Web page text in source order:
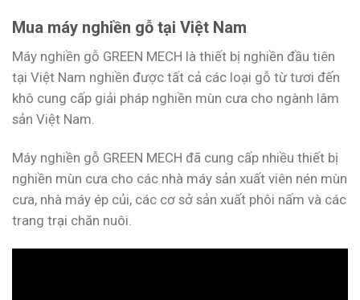
Mua máy nghiền gỗ tại Việt Nam
Máy nghiền gỗ GREEN MECH là thiết bị nghiền đầu tiên
tại Việt Nam nghiền được tất cả các loại gỗ từ tươi đến
khô cung cấp giải pháp nghiền mùn cưa cho ngành lâm
sản Việt Nam.
Máy nghiền gỗ GREEN MECH đã cung cấp nhiều thiết bị
nghiền mùn cưa cho các nhà máy sản xuất viên nén mùn
cưa, nhà máy ép củi, các cơ sở sản xuất phôi nấm và các
trang trại chăn nuôi.